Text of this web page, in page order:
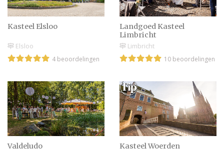
Kasteel Elsloo
Elsloo
4 beoordelingen
Landgoed Kasteel
Limbricht
Limbricht
10 beoordelingen
Valdeludo Kasteel Woerden